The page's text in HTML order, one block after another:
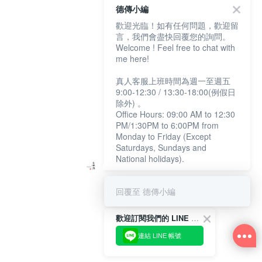
歡迎訂閱我們的 LINE 官方帳號
連結 LINE 帳號
德傳小編
歡迎光臨！如有任何問題，歡迎留
言，我們會盡快回覆您的詢問。
Welcome ! Feel free to chat with
me here!
真人客服上班時間為週一至週五
9:00-12:30 / 13:30-18:00(例假日
除外) 。
Office Hours: 09:00 AM to 12:30
PM/1:30PM to 6:00PM from
Monday to Friday (Except
Saturdays, Sundays and
National holidays).
回覆至 德傳小編